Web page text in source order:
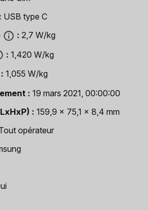
USB type C
2,7 W/kg
1,420 W/kg
1,055 W/kg
19 mars 2021, 00:00:00
159,9 x 75,1 x 8,4 mm
opérateur